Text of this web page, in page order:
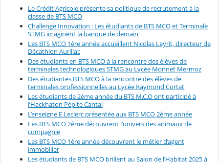
Le Crédit Agricole présente sa politique de recrutement à la
classe de BTS MCO
Challenge Innovation : Les étudiants de BTS MCO et Terminale
STMG imaginent la banque de demain
Les BTS MCO 1ère année accueillent Nicolas Leyrit, directeur de
Décathlon Aurillac
Des étudiants en BTS MCO à la rencontre des élèves de
terminales technologiques STMG au Lycée Monnet Mermoz
Des étudiantes BTS MCO à la rencontre des élèves de
terminales professionnelles au Lycée Raymond Cortat
Les étudiants de 2ème année du BTS M.C.O ont participé à
l’Hackhaton Pépite Cantal
L’enseigne E.Leclerc présentée aux BTS MCO 2ème année
Les BTS MCO 2ème découvrent l’univers des animaux de
compagnie
Les BTS MCO 1ère année découvrent le métier d’agent
immobilier
Les étudiants de BTS MCO brillent au Salon de l’Habitat 2025 à